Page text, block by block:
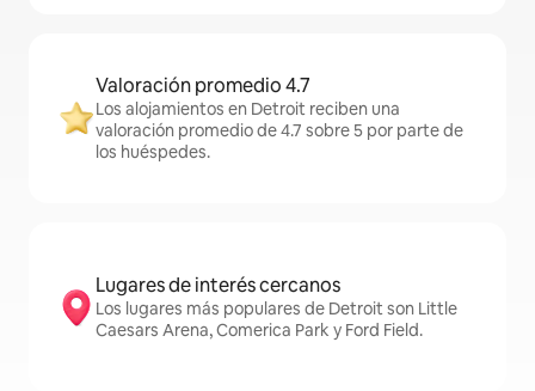
Valoración promedio 4.7
Los alojamientos en Detroit reciben una
valoración promedio de 4.7 sobre 5 por parte de
los huéspedes.
Lugares de interés cercanos
Los lugares más populares de Detroit son Little
Caesars Arena, Comerica Park y Ford Field.